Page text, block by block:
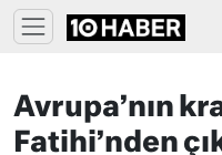
Avrupa’nın
Fatihi’nden